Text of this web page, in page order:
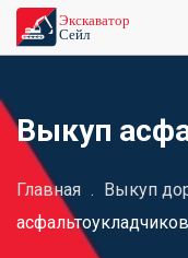
Выкуп
Главная . Выкуп
асфальтоукладчиков